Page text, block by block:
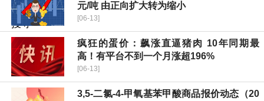
元/吨 由正向扩大转为缩小
[06-13]
疯狂的蛋价：飙涨直逼猪肉 10年同期最
高！有平台不到一个月涨超196%
[06-13]
3,5-二氯-4-甲氧基苯甲酸商品报价动态（20